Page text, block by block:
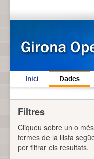
Inici Dades
Filtres
Cliqueu sobre un o més
termes de la llista
per filtrar els resultats.